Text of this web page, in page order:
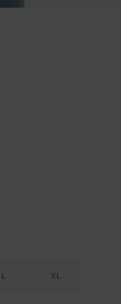
L XL